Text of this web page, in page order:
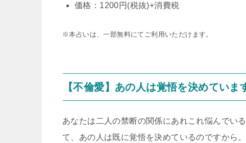
価格：1200円(税抜)+消費税
※本占いは、一部無料にてご利用いただけます。
【不倫愛】あの人は覚悟を決めてい
あなたは二人の禁断の関係にあれこれ悩んで
て、あの人は既に覚悟を決めているのですから